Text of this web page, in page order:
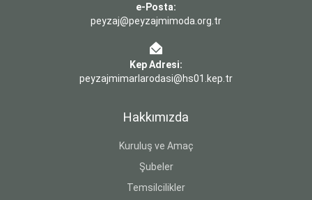
e-Posta:
peyzaj@peyzajmimoda.org.tr
Kep Adresi:
peyzajmimarlarodasi@hs01.kep.tr
Hakkımızda
Kuruluş ve Amaç
Şubeler
Temsilcilikler